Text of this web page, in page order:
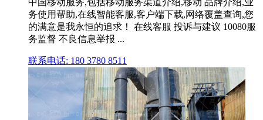
务使用帮助,在线智能客服,客户端下载,网络覆盖查询,您
的满意是我永恒的追求！ 在线客服 投诉与建议 10080服
务监督 不良信息举报 ...
联系电话: 180 3780 8511